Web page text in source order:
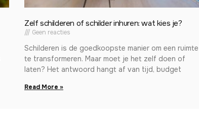
Zelf schilderen of schilder inhuren: wat kies je?
Geen reacties
Schilderen is de goedkoopste manier om een ruimte
te transformeren. Maar moet je het zelf doen of
laten? Het antwoord hangt af van tijd, budget
Read More »